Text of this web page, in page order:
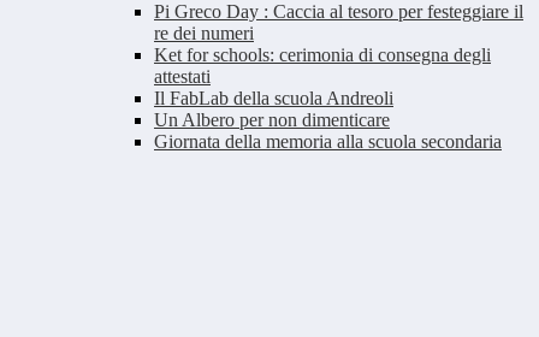
Pi Greco Day : Caccia al tesoro per festeggiare il
re dei numeri
Ket for schools: cerimonia di consegna degli
attestati
Il FabLab della scuola Andreoli
Un Albero per non dimenticare
Giornata della memoria alla scuola secondaria